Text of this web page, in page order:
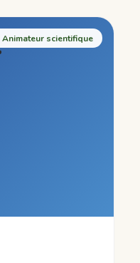
Animateur scientifique